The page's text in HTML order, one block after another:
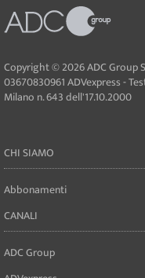
Copyright © 2026 ADC Group
03670830961 ADVexpress -
Milano n. 643 dell'17.10.2000
CHI SIAMO
Abbonamenti
CANALI
ADC Group